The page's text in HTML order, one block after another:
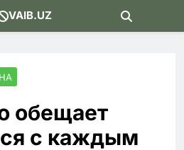
VAIB.UZ
обещает
с каждым